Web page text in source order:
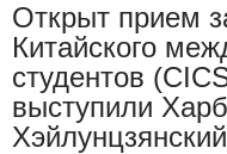
Открыт прием
Китайского
студентов
выступили